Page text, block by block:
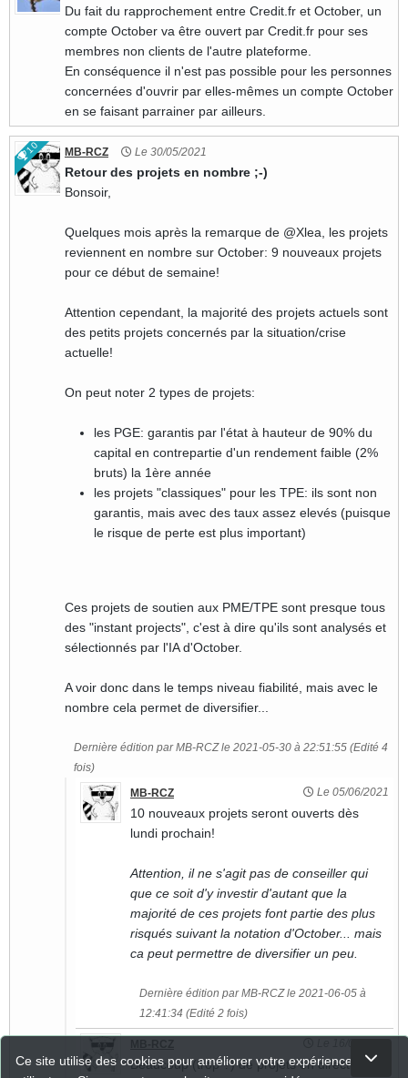
Du fait du rapprochement entre Credit.fr et October, un
compte October va être ouvert par Credit.fr pour ses
membres non clients de l'autre plateforme.
En conséquence il n'est pas possible pour les personnes
concernées d'ouvrir par elles-mêmes un compte October
en se faisant parrainer par ailleurs.
10 MB-RCZ Le 30/05/2021
Retour des projets en nombre ;-)
Bonsoir,
Quelques mois après la remarque de @Xlea, les projets
reviennent en nombre sur October: 9 nouveaux projets
pour ce début de semaine!
Attention cependant, la majorité des projets actuels sont
des petits projets concernés par la situation/crise
actuelle!
On peut noter 2 types de projets:
les PGE: garantis par l'état à hauteur de 90% du
capital en contrepartie d'un rendement faible (2%
bruts) la 1ère année
les projets "classiques" pour les TPE: ils sont non
garantis, mais avec des taux assez elevés (puisque
le risque de perte est plus important)
Ces projets de soutien aux PME/TPE sont presque tous
des "instant projects", c'est à dire qu'ils sont analysés et
sélectionnés par l'IA d'October.
A voir donc dans le temps niveau fiabilité, mais avec le
nombre cela permet de diversifier...
Dernière édition par MB-RCZ le 2021-05-30 à 22:51:55 (Edité 4
fois)
MB-RCZ
Le 05/06/2021
10 nouveaux projets seront ouverts dès
lundi prochain!
Attention, il ne s'agit pas de conseiller qui
que ce soit d'y investir d'autant que la
majorité de ces projets font partie des plus
risqués suivant la notation d'October... mais
ca peut permettre de diversifier un peu.
Dernière édition par MB-RCZ le 2021-06-05 à
12:41:34 (Edité 2 fois)
Beaucoup (trop ?) de projets en direction
Ce site utilise des cookies pour améliorer votre expérience